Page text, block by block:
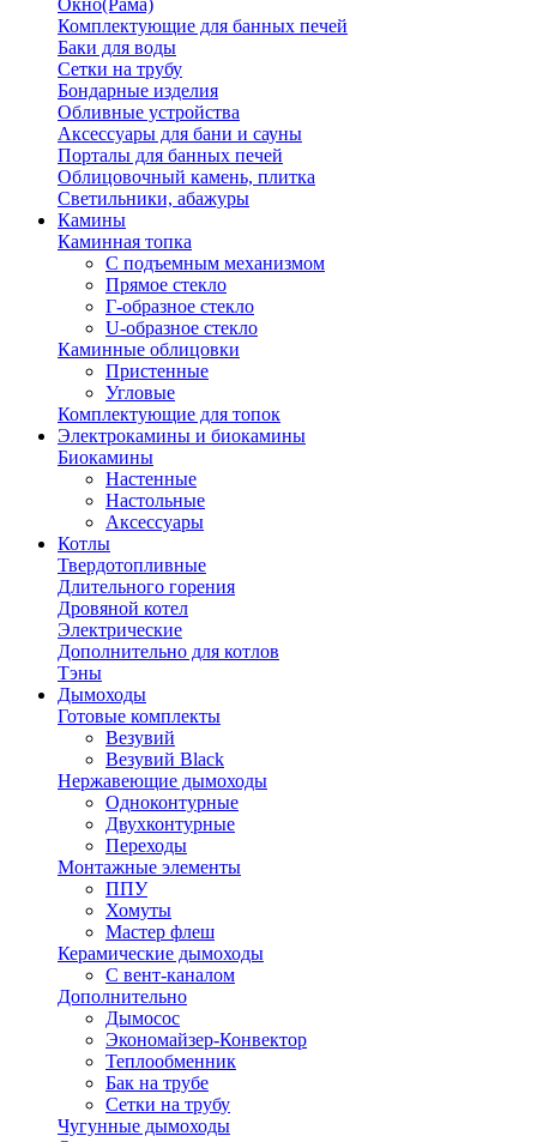
Окно(Рама)
Комплектующие для банных печей
Баки для воды
Сетки на трубу
Бондарные изделия
Обливные устройства
Аксессуары для бани и сауны
Порталы для банных печей
Облицовочный камень, плитка
Светильники, абажуры
Камины
Каминная топка
С подъемным механизмом
Прямое стекло
Г-образное стекло
U-образное стекло
Каминные облицовки
Пристенные
Угловые
Комплектующие для топок
Электрокамины и биокамины
Биокамины
Настенные
Настольные
Аксессуары
Котлы
Твердотопливные
Длительного горения
Дровяной котел
Электрические
Дополнительно для котлов
Тэны
Дымоходы
Готовые комплекты
Везувий
Везувий Black
Нержавеющие дымоходы
Одноконтурные
Двухконтурные
Переходы
Монтажные элементы
ППУ
Хомуты
Мастер флеш
Керамические дымоходы
С вент-каналом
Дополнительно
Дымосос
Экономайзер-Конвектор
Теплообменник
Бак на трубе
Сетки на трубу
Чугунные дымоходы